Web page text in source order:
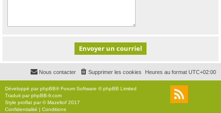
Heures au format UTC+02:00
Supprimer les cookies
Nous contacter
Développé parphpBB® Forum Software © phpBB Limited
Traduit parphpBB-fr.com
Style proflat par ©Mazeltof 2017
Confidentialité | Conditions